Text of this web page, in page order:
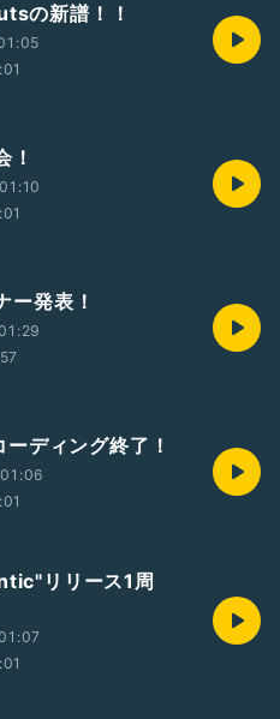
の新譜！！
！
ー発表！
ディング終了！
リリース1周